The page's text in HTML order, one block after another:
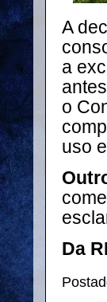
A
a
o
uso
Da